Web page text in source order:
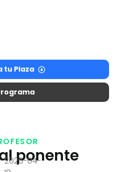
tu Plaza
ponente